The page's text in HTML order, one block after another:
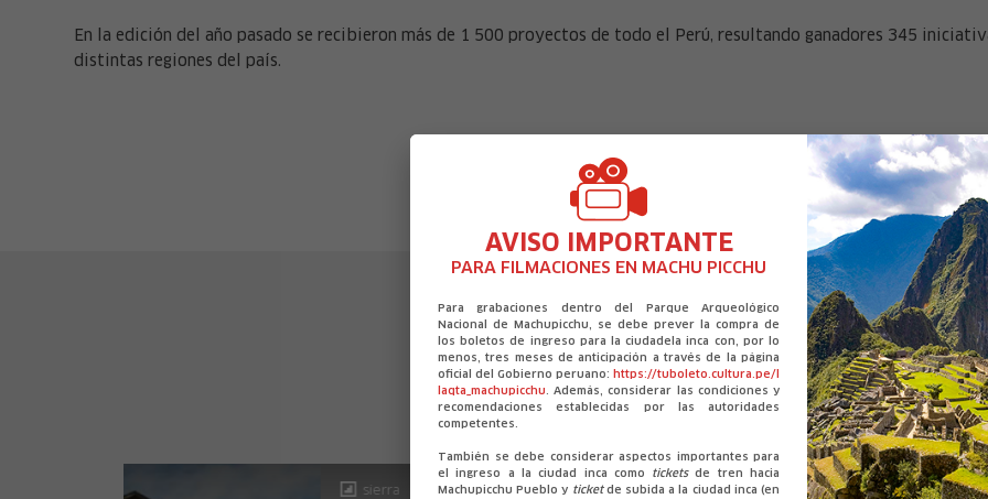
AVISO IMPORTANTE
PARA FILMACIONES EN MACHU PICCHU
Para grabaciones dentro del Parque Arqueológico
Nacional de Machupicchu, se debe prever la compra de
los boletos de ingreso para la ciudadela inca con, por lo
menos, tres meses de anticipación a través de la página
oficial del Gobierno peruano: https://tuboleto.cultura.pe/l
laqta_machupicchu . Además, considerar las condiciones y
recomendaciones establecidas por las autoridades
competentes.
También se debe considerar aspectos importantes para
el ingreso a la ciudad inca como ticketsde tren hacia
Machupicchu Pueblo y ticketde subida a la ciudad inca (en
En la edición del año pasado se recibieron más de 1 500 proyectos de todo el Perú, resultando ganadores 345
distintas regiones del país.
Locaciones que te podrían
selva